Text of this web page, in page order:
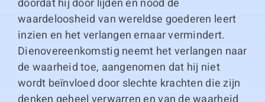
doordat hij door lijden en nood de
waardeloosheid van wereldse goederen leert
inzien en het verlangen ernaar vermindert.
Dienovereenkomstig neemt het verlangen naar
de waarheid toe, aangenomen dat hij niet
wordt beïnvloed door slechte krachten die zijn